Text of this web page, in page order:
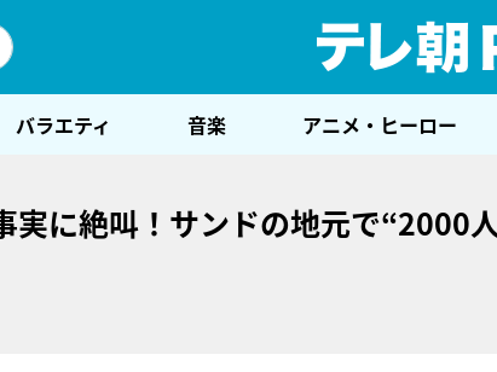
バラエティ 音楽 アニメ・ヒーロー
実に絶叫！サンドの地元で“2000